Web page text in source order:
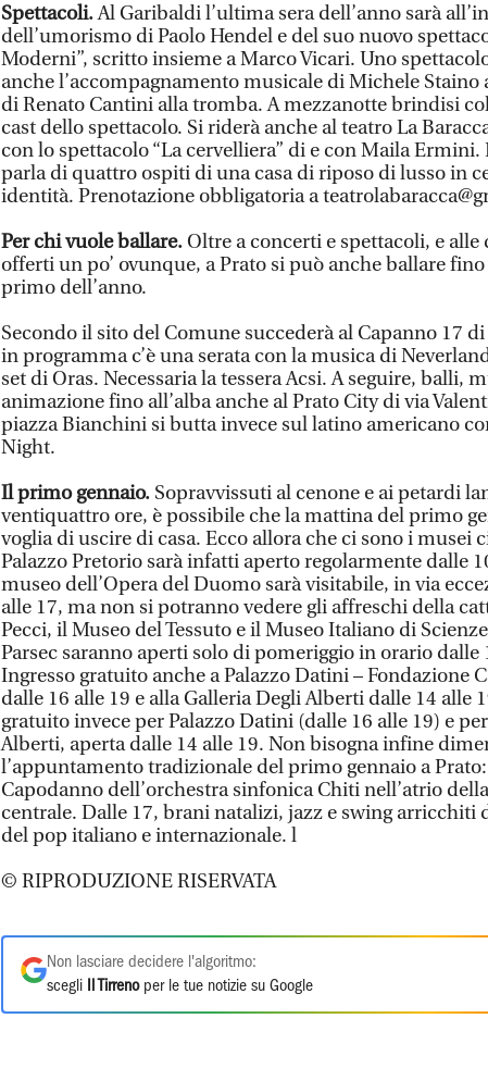
Spettacoli.Al Garibaldi l’ultima sera dell’anno sarà
dell’umorismo di Paolo Hendel e del suo nuovo
Moderni”, scritto insieme a Marco Vicari. Uno
anche l’accompagnamento musicale di Michele Staino
di Renato Cantini alla tromba. A mezzanotte brindisi
cast dello spettacolo. Si riderà anche al teatro La
con lo spettacolo “La cervelliera” di e con Maila Ermini.
parla di quattro ospiti di una casa di riposo di lusso in
identità. Prenotazione obbligatoria a
Per chi vuole ballare. Oltre a concerti e spettacoli, e
offerti un po’ ovunque, a Prato si può anche ballare fino
primo dell’anno.
Secondo il sito del Comune succederà al Capanno 17 di
in programma c’è una serata con la musica di
set di Oras. Necessaria la tessera Acsi. A seguire, balli,
animazione fino all’alba anche al Prato City di via
piazza Bianchini si butta invece sul latino americano
Night.
Il primo gennaio. Sopravvissuti al cenone e ai petardi
ventiquattro ore, è possibile che la mattina del primo
voglia di uscire di casa. Ecco allora che ci sono i musei
Palazzo Pretorio sarà infatti aperto regolarmente dalle
museo dell’Opera del Duomo sarà visitabile, in via
alle 17, ma non si potranno vedere gli affreschi della
Pecci, il Museo del Tessuto e il Museo Italiano di
Parsec saranno aperti solo di pomeriggio in orario dalle
Ingresso gratuito anche a Palazzo Datini – Fondazione
dalle 16 alle 19 e alla Galleria Degli Alberti dalle 14 alle
gratuito invece per Palazzo Datini (dalle 16 alle 19) e
Alberti, aperta dalle 14 alle 19. Non bisogna infine
l’appuntamento tradizionale del primo gennaio a
Capodanno dell’orchestra sinfonica Chiti nell’atrio
centrale. Dalle 17, brani natalizi, jazz e swing arricchiti
del pop italiano e internazionale. l
© RIPRODUZIONE RISERVATA
Non lasciare decidere l'algoritmo:
scegli
Il Tirrenoper le tue notizie su Google